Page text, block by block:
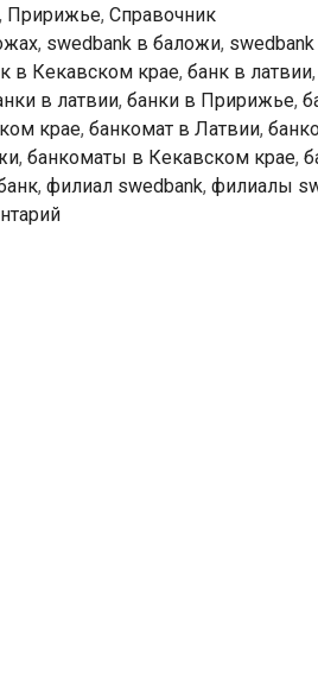
Баложи
Пририжье, Справочник
, swedbank в баложи,
в Кекавском крае, банк в латвии,
в латвии, банки в Пририжье,
крае, банкомат в Латвии,
, банкоматы в Кекавском крае,
, филиал swedbank, филиалы